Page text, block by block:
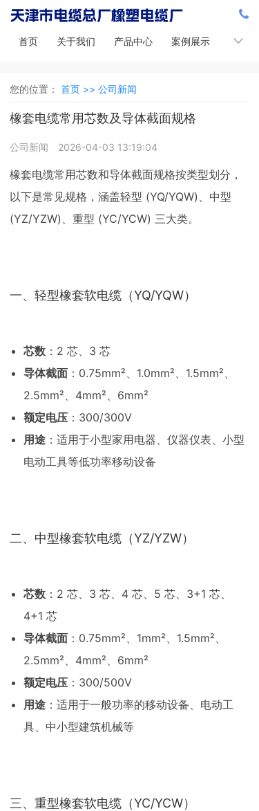
首页 关于我们 产品中心 案例展示 新闻中
您的位置： 首页 >> 公司新闻
橡套电缆常用芯数及导体截面规格
公司新闻 2026-04-03 13:19:04
橡套电缆常用芯数和导体截面规格按类型划分，
以下是常见规格，涵盖轻型 (YQ/YQW)、中型
(YZ/YZW)、重型 (YC/YCW) 三大类。
一、轻型橡套软电缆（YQ/YQW）
芯数 ：2 芯、3 芯
导体截面 ：0.75mm²、1.0mm²、1.5mm²、
2.5mm²、4mm²、6mm²
额定电压 ：300/300V
用途 ：适用于小型家用电器、仪器仪表、小型
电动工具等低功率移动设备
二、中型橡套软电缆（YZ/YZW）
芯数 ：2 芯、3 芯、4 芯、5 芯、3+1 芯、
4+1 芯
导体截面 ：0.75mm²、1mm²、1.5mm²、
2.5mm²、4mm²、6mm²
额定电压 ：300/500V
用途 ：适用于一般功率的移动设备、电动工
具、中小型建筑机械等
三、重型橡套软电缆（YC/YCW）